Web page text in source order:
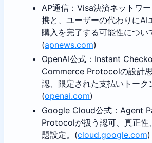
AP通信：Visa決済ネットワ
携と、ユーザーの代わりにAI
購入を完了する可能性につい
(apnews.com)
OpenAI公式：Instant
Commerce Protocolの設計
認、限定された支払いトーク
(openai.com)
Google Cloud公式：Agent
Protocolが扱う認可、真正性
題設定。(cloud.google.com)